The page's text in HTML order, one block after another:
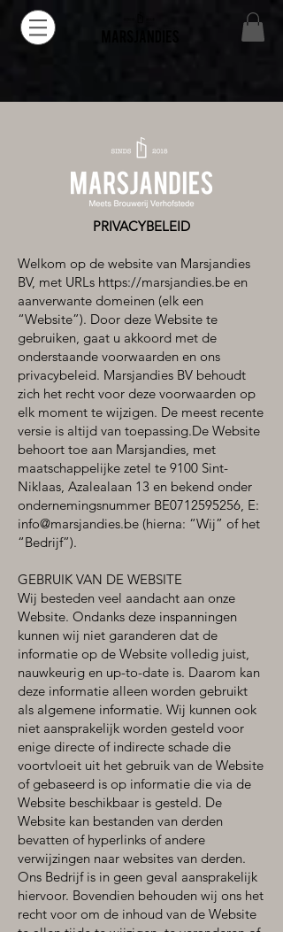
PRIVACYBELEID
Welkom op de website van Marsjandies
BV, met URLs https://marsjandies.be en
aanverwante domeinen (elk een
“Website”). Door deze Website te
gebruiken, gaat u akkoord met de
onderstaande voorwaarden en ons
privacybeleid. Marsjandies BV behoudt
zich het recht voor deze voorwaarden op
elk moment te wijzigen. De meest recente
versie is altijd van toepassing.De Website
behoort toe aan Marsjandies, met
maatschappelijke zetel te 9100 Sint-
Niklaas, Azalealaan 13 en bekend onder
ondernemingsnummer BE0712595256, E:
info@marsjandies.be (hierna: “Wij” of het
“Bedrijf”).
GEBRUIK VAN DE WEBSITE
Wij besteden veel aandacht aan onze
Website. Ondanks deze inspanningen
kunnen wij niet garanderen dat de
informatie op de Website volledig juist,
nauwkeurig en up-to-date is. Daarom kan
deze informatie alleen worden gebruikt
als algemene informatie. Wij kunnen ook
niet aansprakelijk worden gesteld voor
enige directe of indirecte schade die
voortvloeit uit het gebruik van de Website
of gebaseerd is op informatie die via de
Website beschikbaar is gesteld. De
Website kan bestanden van derden
bevatten of hyperlinks of andere
verwijzingen naar websites van derden.
Ons Bedrijf is in geen geval aansprakelijk
hiervoor. Bovendien behouden wij ons het
recht voor om de inhoud van de Website